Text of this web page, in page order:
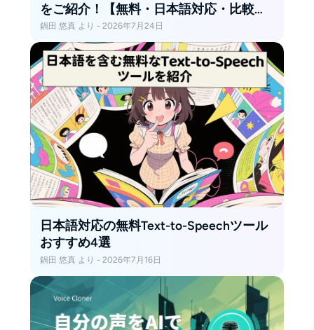
をご紹介！【無料・日本語対応・比較表
あり】
鍋田 悠真 より - 2026年7月24日
日本語対応の無料Text-to-Speechツール
おすすめ4選
鍋田 悠真 より - 2026年7月16日